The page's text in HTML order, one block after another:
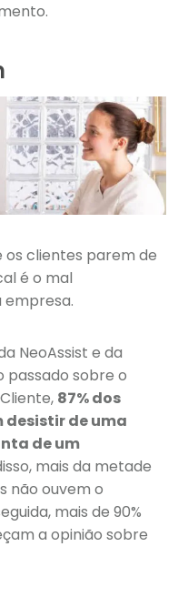
clientes parem de
é o mal
NeoAssist e da
passado sobre o
87% dos
de uma
de um
mais da metade
não ouvem o
mais de 90%
a opinião sobre